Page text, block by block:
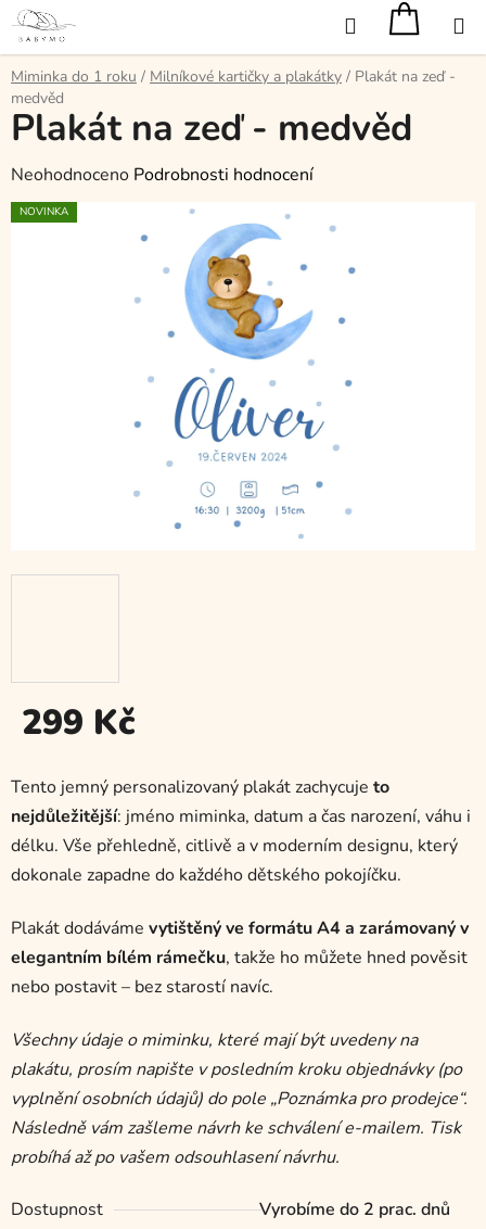
Přejít
obsah
Hledat
Miminka do 1 roku / Milníkové kartičky a plakátky / Plakát na zeď -
medvěd
299 Kč
cena:
Tento jemný personalizovaný plakát zachycuje to
nejdůležitější: jméno miminka, datum a čas narození, váhu i
délku. Vše přehledně, citlivě a v moderním designu, který
dokonale zapadne do každého dětského pokojíčku.
Plakát dodáváme vytištěný ve formátu A4 a zarámovaný v
elegantním bílém rámečku, takže ho můžete hned pověsit
nebo postavit – bez starostí navíc.
Všechny údaje o miminku, které mají být uvedeny na
plakátu, prosím napište v posledním kroku objednávky (po
vyplnění osobních údajů) do pole „Poznámka pro prodejce“.
Následně vám zašleme návrh ke schválení e-mailem. Tisk
probíhá až po vašem odsouhlasení návrhu.
Dostupnost Vyrobíme do 2 prac. dnů
Plakát na zeď - medvěd
Průměrné
hodnocení
Neohodnoceno Podrobnosti hodnocení
NOVINKA